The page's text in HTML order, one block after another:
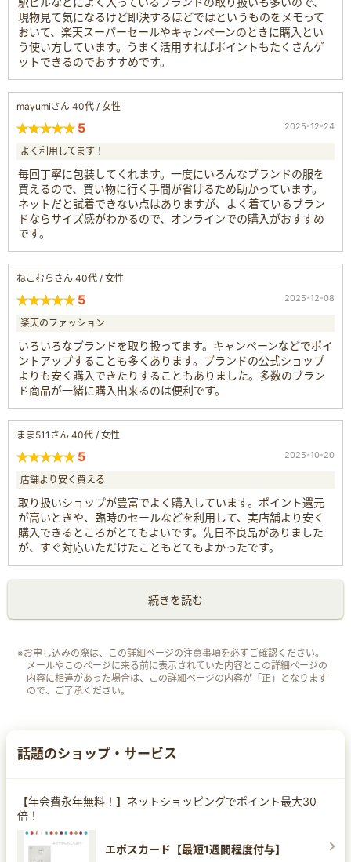
現物見て気になるけど即決するほどではというものをメモって
おいて、楽天スーパーセールやキャンペーンのときに購入とい
う使い方しています。うまく活用すればポイントもたくさんゲ
ットできるのでおすすめです。
mayumiさん 40代 / 女性
5 2025-12-24
よく利用してます！
毎回丁寧に包装してくれます。一度にいろんなブランドの服を
買えるので、買い物に行く手間が省けるため助かっています。
ネットだと試着できない点はありますが、よく着ているブラン
ドならサイズ感がわかるので、オンラインでの購入がおすすめ
です。
ねこむらさん 40代 / 女性
5 2025-12-08
楽天のファッション
いろいろなブランドを取り扱ってます。キャンペーンなどでポイ
ントアップすることも多くあります。ブランドの公式ショップ
よりも安く購入できたりすることもありました。多数のブラン
ド商品が一緒に購入出来るのは便利です。
まま511さん 40代 / 女性
5 2025-10-20
店舗より安く買える
取り扱いショップが豊富でよく購入しています。ポイント還元
が高いときや、臨時のセールなどを利用して、実店舗より安く
購入できるところがとてもよいです。先日不良品がありました
が、すぐ対応いただけたこともとてもよかったです。
続きを読む
※お申し込みの際は、この詳細ページの注意事項を必ずご確認ください。
メールやこのページに来る前に表示されていた内容とこの詳細ページの
内容に相違があった場合は、この詳細ページの内容が「正」となります
ので、ご了承ください。
話題のショップ・サービス
【年会費永年無料！】ネットショッピングでポイント最大30
倍！
エポスカード【最短1週間程度付与】